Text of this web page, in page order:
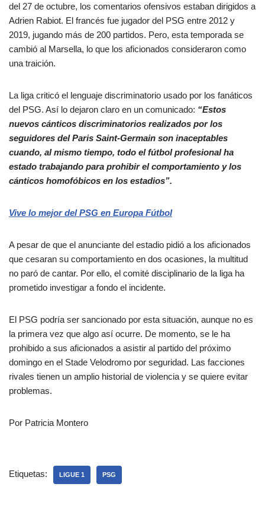
del 27 de octubre, los comentarios ofensivos estaban dirigidos a
Adrien Rabiot. El francés fue jugador del PSG entre 2012 y
2019, jugando más de 200 partidos. Pero, esta temporada se
cambió al Marsella, lo que los aficionados consideraron como
una traición.
La liga criticó el lenguaje discriminatorio usado por los fanáticos
del PSG. Así lo dejaron claro en un comunicado: “Estos
nuevos cánticos discriminatorios realizados por los
seguidores del Paris Saint-Germain son inaceptables
cuando, al mismo tiempo, todo el fútbol profesional ha
estado trabajando para prohibir el comportamiento y los
cánticos homofóbicos en los estadios”.
Vive lo mejor del PSG en Europa Fútbol
A pesar de que el anunciante del estadio pidió a los aficionados
que cesaran su comportamiento en dos ocasiones, la multitud
no paró de cantar. Por ello, el comité disciplinario de la liga ha
prometido investigar a fondo el incidente.
El PSG podría ser sancionado por esta situación, aunque no es
la primera vez que algo así ocurre. De momento, se le ha
prohibido a sus aficionados a asistir al partido del próximo
domingo en el Stade Velodromo por seguridad. Las facciones
rivales tienen un amplio historial de violencia y se quiere evitar
problemas.
Por Patricia Montero
Etiquetas: LIGUE 1 PSG